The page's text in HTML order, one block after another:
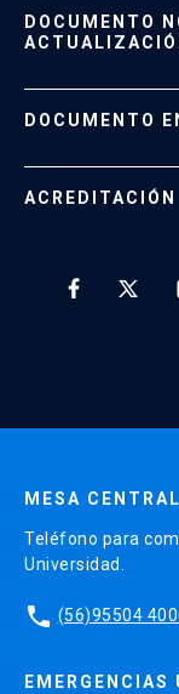
Formas de Pago
Políticas de
DOCUMENTO
DOCUMENTO
ACREDITACIÓN
MESA CENTRAL
Teléfono para
Universidad.
phone (56)95504
EMERGENCIAS